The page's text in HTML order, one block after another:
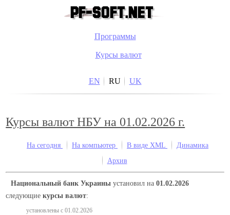
Программы
Курсы валют
EN RU UK
Курсы валют НБУ на 01.02.2026 г.
На сегодня На компьютер В виде XML
Динамика
Архив
Национальный банк Украины установил на01.02.2026
следующиекурсы валют:
установлены c 01.02.2026